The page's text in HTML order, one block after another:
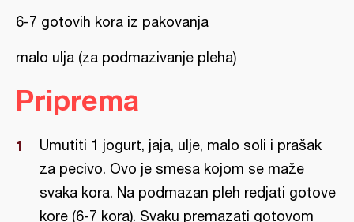
6-7 gotovih kora iz pakovanja
malo ulja (za podmazivanje pleha)
Priprema
Umutiti 1 jogurt, jaja, ulje, malo soli i prašak
za pecivo. Ovo je smesa kojom se maže
svaka kora. Na podmazan pleh redjati gotove
kore (6-7 kora). Svaku premazati gotovom